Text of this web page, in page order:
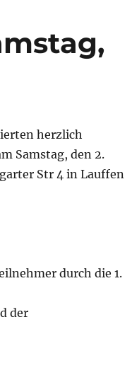
herzlich
Samstag, den 2.
Str 4 in Lauffen
durch die 1.
der